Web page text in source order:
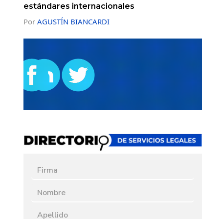
estándares internacionales
Por AGUSTÍN BIANCARDI